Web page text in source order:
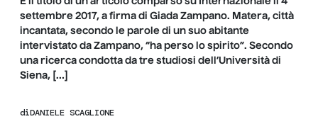
settembre 2017, a firma di Giada Zampano. Matera, città
incantata, secondo le parole di un suo abitante
intervistato da Zampano, “ha perso lo spirito”. Secondo
una ricerca condotta da tre studiosi dell’Università di
Siena, […]
diDANIELE SCAGLIONE